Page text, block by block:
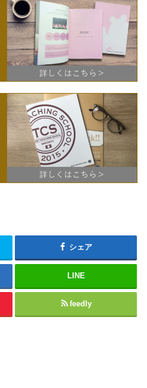
シェア
LINE
feedly